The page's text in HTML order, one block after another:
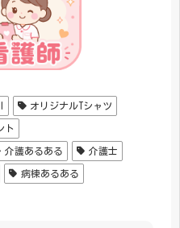
オリジナルTシャツ
ト
介護あるある 介護士
病棟あるある